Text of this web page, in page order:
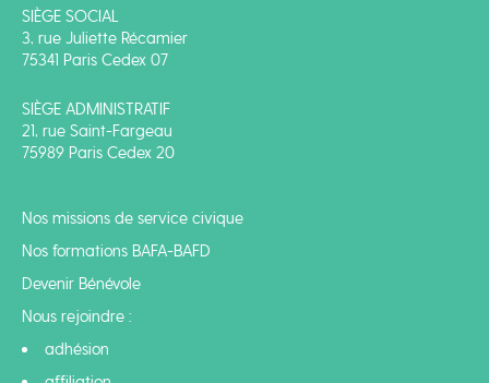
SIÈGE SOCIAL
3, rue Juliette Récamier
75341 Paris Cedex 07
SIÈGE ADMINISTRATIF
21, rue Saint-Fargeau
75989 Paris Cedex 20
Nos missions de service civique
Nos formations BAFA-BAFD
Devenir Bénévole
Nous rejoindre :
adhésion